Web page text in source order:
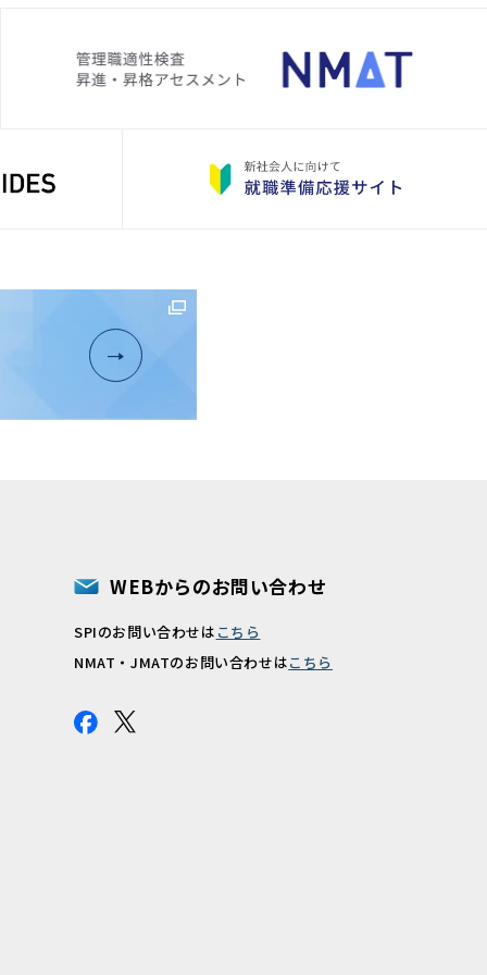
WEBからのお問い合わせ
SPIのお問い合わせは こちら
NMAT・JMATのお問い合わせはこちら